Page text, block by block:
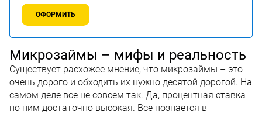
ОФОРМИТЬ
Микрозаймы – мифы и реальность
Существует расхожее мнение, что микрозаймы – это
очень дорого и обходить их нужно десятой дорогой. На
самом деле все не совсем так. Да, процентная ставка
по ним достаточно высокая. Все познается в